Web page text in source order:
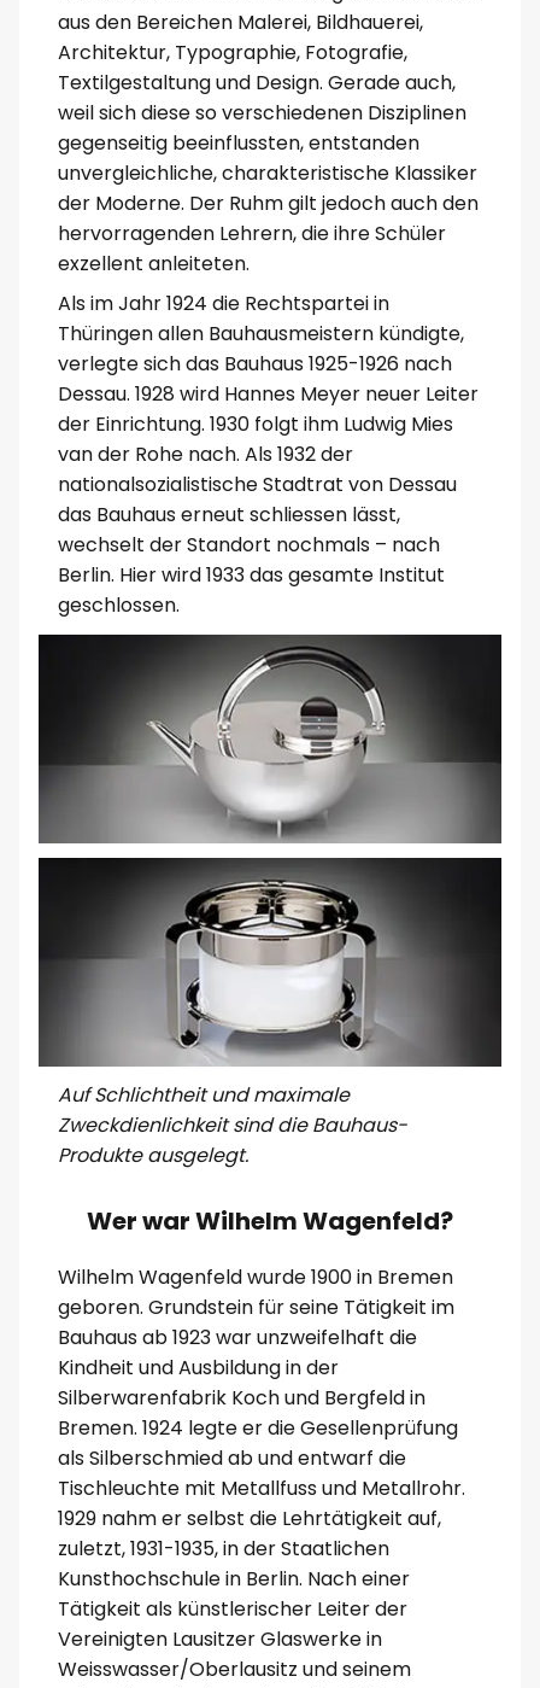
aus den Bereichen Malerei, Bildhauerei,
Architektur, Typographie, Fotografie,
Textilgestaltung und Design. Gerade auch,
weil sich diese so verschiedenen Disziplinen
gegenseitig beeinflussten, entstanden
unvergleichliche, charakteristische Klassiker
der Moderne. Der Ruhm gilt jedoch auch den
hervorragenden Lehrern, die ihre Schüler
exzellent anleiteten.
Als im Jahr 1924 die Rechtspartei in
Thüringen allen Bauhausmeistern kündigte,
verlegte sich das Bauhaus 1925-1926 nach
Dessau. 1928 wird Hannes Meyer neuer Leiter
der Einrichtung. 1930 folgt ihm Ludwig Mies
van der Rohe nach. Als 1932 der
nationalsozialistische Stadtrat von Dessau
das Bauhaus erneut schliessen lässt,
wechselt der Standort nochmals – nach
Berlin. Hier wird 1933 das gesamte Institut
geschlossen.
Auf Schlichtheit und maximale
Zweckdienlichkeit sind die Bauhaus-
Produkte ausgelegt.
Wer war Wilhelm Wagenfeld?
Wilhelm Wagenfeld wurde 1900 in Bremen
geboren. Grundstein für seine Tätigkeit im
Bauhaus ab 1923 war unzweifelhaft die
Kindheit und Ausbildung in der
Silberwarenfabrik Koch und Bergfeld in
Bremen. 1924 legte er die Gesellenprüfung
als Silberschmied ab und entwarf die
Tischleuchte mit Metallfuss und Metallrohr.
1929 nahm er selbst die Lehrtätigkeit auf,
zuletzt, 1931-1935, in der Staatlichen
Kunsthochschule in Berlin. Nach einer
Tätigkeit als künstlerischer Leiter der
Vereinigten Lausitzer Glaswerke in
Weisswasser/Oberlausitz und seinem